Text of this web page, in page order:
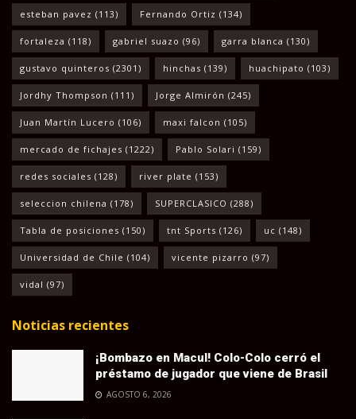
esteban pavez (113) Fernando Ortiz (134)
fortaleza (118) gabriel suazo (96) garra blanca (130)
gustavo quinteros (2301) hinchas (139) huachipato (103)
Jordhy Thompson (111) Jorge Almirón (245)
Juan Martín Lucero (106) maxi falcon (105)
mercado de fichajes (1222) Pablo Solari (159)
redes sociales (128) river plate (153)
seleccion chilena (178) SUPERCLASICO (288)
Tabla de posiciones (150) tnt Sports (126) uc (148)
Universidad de Chile (104) vicente pizarro (97)
vidal (97)
Noticias recientes
¡Bombazo en Macul! Colo-Colo cerró el
préstamo de jugador que viene de Brasil
AGOSTO 6, 2026